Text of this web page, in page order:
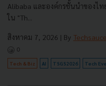
Alibaba และองค์กรชั้นนำของไ
ใน "Th...
สิงหาคม 7, 2026 | By
0
Tech & Biz AI TSGS2026 Tech